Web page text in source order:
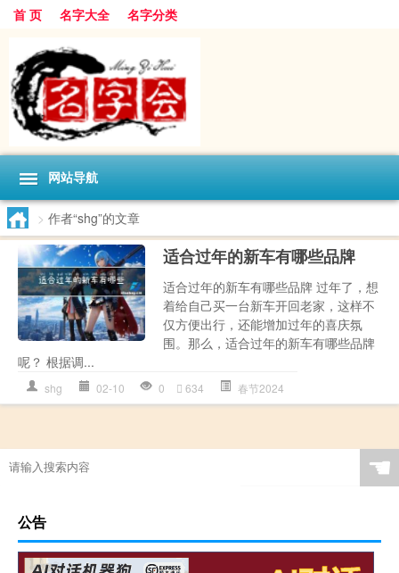
首 页 名字大全 名字分类
网站导航
> 作者“shg”的文章
适合过年的新车有哪些品牌
适合过年的新车有哪些品牌 过年了，想
着给自己买一台新车开回老家，这样不
仅方便出行，还能增加过年的喜庆氛
围。那么，适合过年的新车有哪些品牌
呢？ 根据调...
shg 02-10 0 634 春节2024
☚
公告